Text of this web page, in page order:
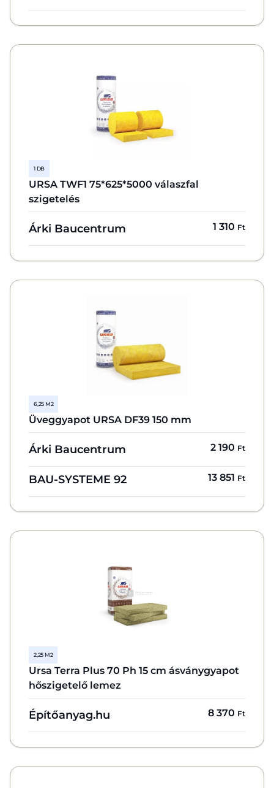
1 DB
URSA TWF1 75*625*5000 válaszfal
szigetelés
Árki Baucentrum 1 310 Ft
6,25 M2
Üveggyapot URSA DF39 150 mm
Árki Baucentrum 2 190 Ft
BAU-SYSTEME 92 13 851 Ft
2,25 M2
Ursa Terra Plus 70 Ph 15 cm ásványgyapot
hőszigetelő lemez
Építőanyag.hu 8 370 Ft